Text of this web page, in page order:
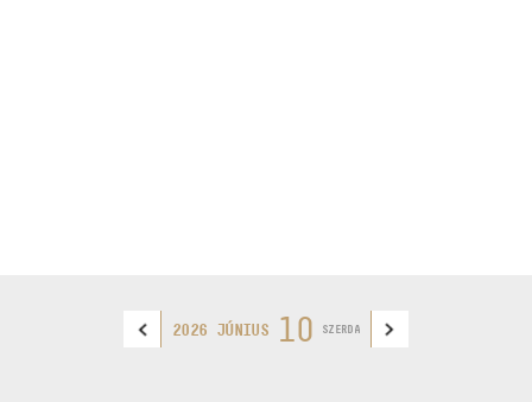
2026 JÚNIUS 10 SZERDA